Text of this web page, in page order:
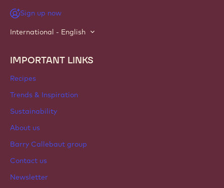
Sign up now
International - English
Footer
Callebaut
IMPORTANT LINKS
Recipes
Trends & Inspiration
Sustainability
About us
Barry Callebaut group
Contact us
Newsletter